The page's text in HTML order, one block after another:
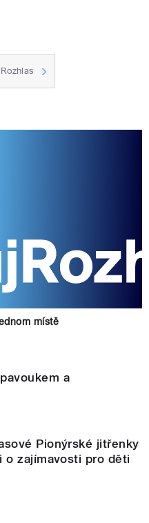
místě
a
Pionýrské jitřenky
o zajímavosti pro děti